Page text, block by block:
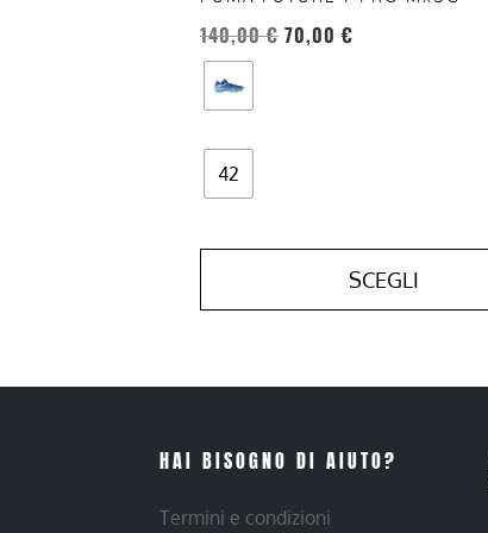
140,00€ 70,00 €
42
SCEGLI
prodotto
HAI BISOGNO DI AIUTO?
Termini e condizioni